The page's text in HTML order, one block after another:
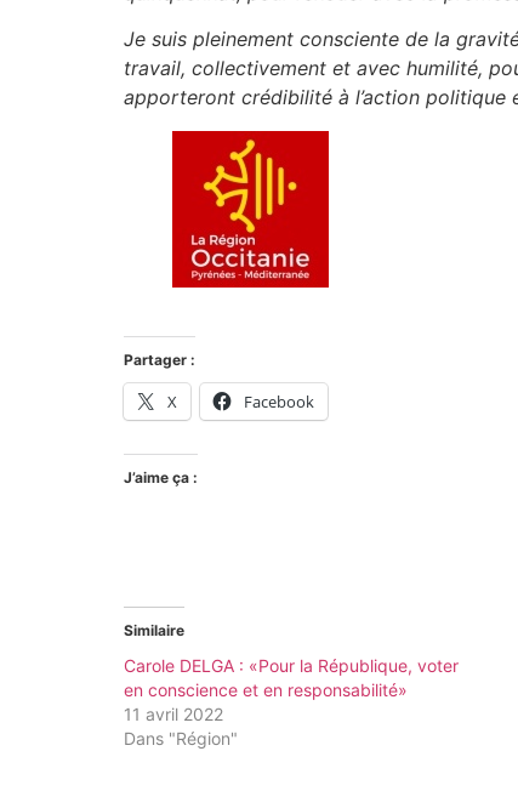
Je suis pleinement consciente de la
travail, collectivement et avec humilité,
apporteront crédibilité à l’action politique
Partager :
X Facebook
J’aime ça :
Similaire
Carole DELGA : «Pour la République, voter
en conscience et en responsabilité»
11 avril 2022
Dans "Région"